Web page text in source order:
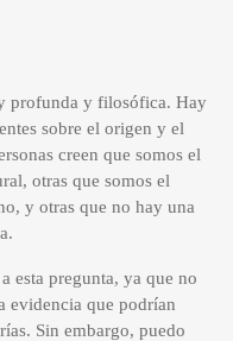
profunda y filosófica. Hay
sobre el origen y el
creen que somos el
otras que somos el
y otras que no hay una
esta pregunta, ya que no
evidencia que podrían
Sin embargo, puedo